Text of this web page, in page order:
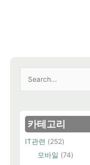
상
카테고리
IT관련 (252)
모바일 (74)